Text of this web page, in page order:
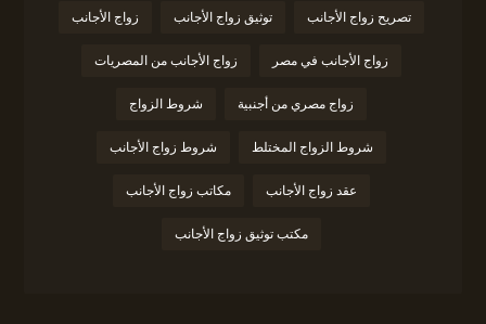
تصريح زواج الأجانب توثيق زواج الأجانب زواج الأجانب
زواج الأجانب في مصر زواج الأجانب من المصريات
زواج مصري من أجنبية شروط الزواج
شروط الزواج المختلط شروط زواج الأجانب
عقد زواج الأجانب مكاتب زواج الأجانب
مكتب توثيق زواج الأجانب